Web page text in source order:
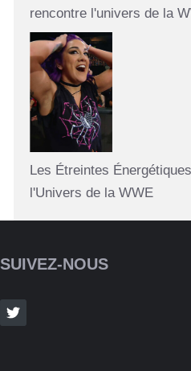
rencontre l'univers de la
Les Étreintes
l'Univers de la WWE
SUIVEZ-NOUS